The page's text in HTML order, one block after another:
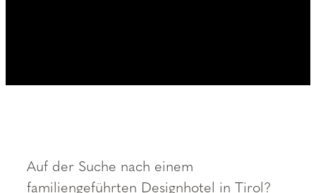
Auf der Suche nach einem
familiengeführten Designhotel in Tirol?